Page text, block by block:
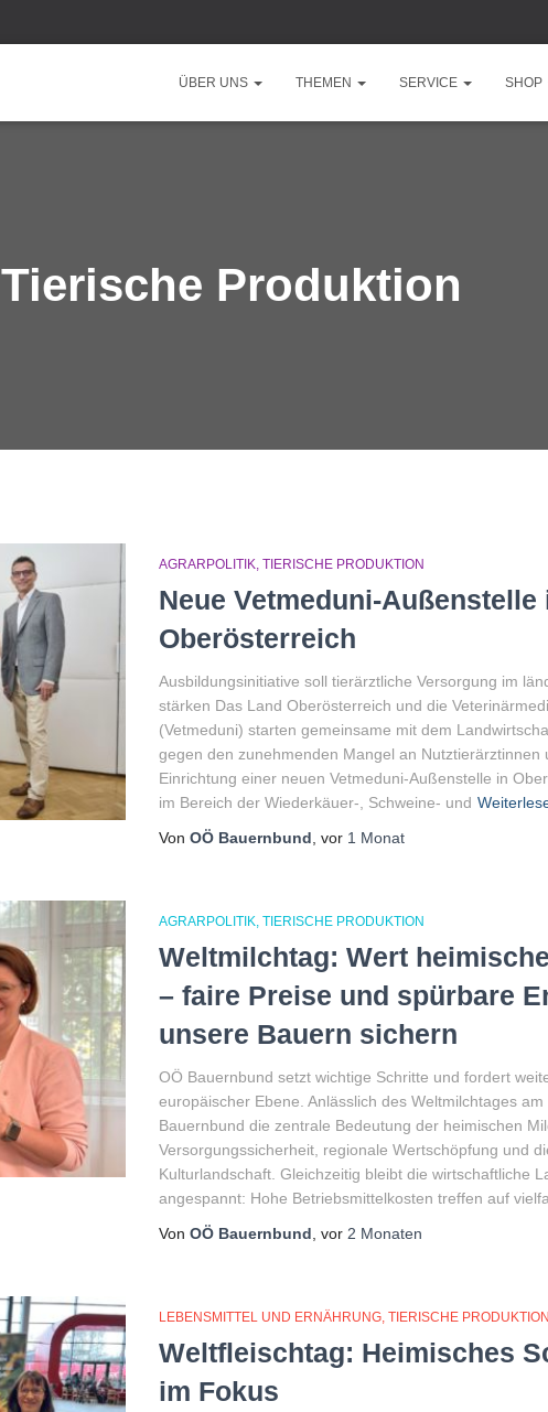
ÜBER UNS THEMEN SERVICE SHOP
Tierische Produktion
AGRARPOLITIK TIERISCHE PRODUKTION
Neue Vetmeduni-Außenstelle
Oberösterreich
Ausbildungsinitiative soll tierärztliche Versorgung im
stärken Das Land Oberösterreich und die
(Vetmeduni) starten gemeinsame mit dem
gegen den zunehmenden Mangel an Nutztierärztinnen
Einrichtung einer neuen Vetmeduni-Außenstelle in
im Bereich der Wiederkäuer-, Schweine- und
Von OÖ Bauernbund , vor 1 Monat
AGRARPOLITIK TIERISCHE PRODUKTION
Weltmilchtag: Wert
– faire Preise und spürbare
unsere Bauern sichern
OÖ Bauernbund setzt wichtige Schritte und fordert
europäischer Ebene. Anlässlich des Weltmilchtages
Bauernbund die zentrale Bedeutung der heimischen
Versorgungssicherheit, regionale Wertschöpfung und
Kulturlandschaft. Gleichzeitig bleibt die wirtschaftliche
angespannt: Hohe Betriebsmittelkosten treffen auf
Von OÖ Bauernbund , vor 2 Monaten
LEBENSMITTEL UND ERNÄHRUNG TIERISCHE PRODUKTION
Weltfleischtag: Heimisches
im Fokus